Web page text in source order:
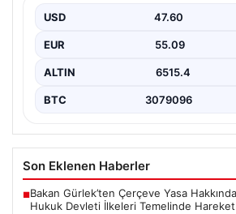
USD 47.60
EUR 55.09
ALTIN 6515.4
BTC 3079096
Son Eklenen Haberler
■Bakan Gürlek’ten Çerçeve Yasa
Hukuk Devleti İlkeleri Temelinde